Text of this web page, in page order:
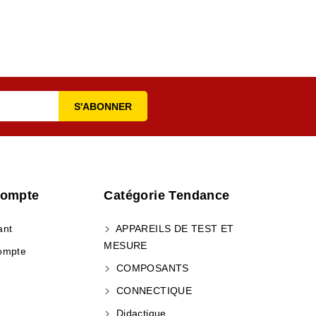
Catégorie Tendance
APPAREILS DE TEST ET
MESURE
COMPOSANTS
CONNECTIQUE
Didactique